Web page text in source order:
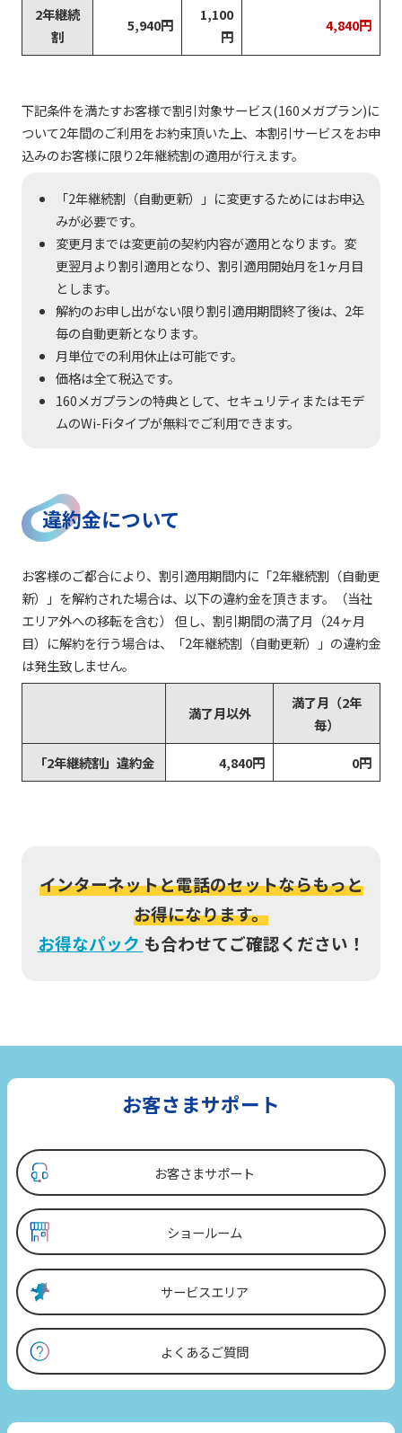
2年継続
割
5,940円
1,100
円
4,840円
下記条件を満たすお客様で割引対象サービス(160メガプラン)に
ついて2年間のご利用をお約束頂いた上、本割引サービスをお申
込みのお客様に限り2年継続割の適用が行えます。
「2年継続割（自動更新）」に変更するためにはお申込
みが必要です。
変更月までは変更前の契約内容が適用となります。変
更翌月より割引適用となり、割引適用開始月を1ヶ月目
とします。
解約のお申し出がない限り割引適用期間終了後は、2年
毎の自動更新となります。
月単位での利用休止は可能です。
価格は全て税込です。
160メガプランの特典として、セキュリティまたはモデ
ムのWi-Fiタイプが無料でご利用できます。
違約金について
お客様のご都合により、割引適用期間内に「2年継続割（自動更
新）」を解約された場合は、以下の違約金を頂きます。（当社
エリア外への移転を含む） 但し、割引期間の満了月（24ヶ月
目）に解約を行う場合は、「2年継続割（自動更新）」の違約金
は発生致しません。
満了月以外
満了月（2年
毎）
「2年継続割」違約金
4,840円 0円
インターネットと電話のセットならもっと
お得になります。
お得なパック も合わせてご確認ください！
お客さまサポート
お客さまサポート
ショールーム
サービスエリア
よくあるご質問